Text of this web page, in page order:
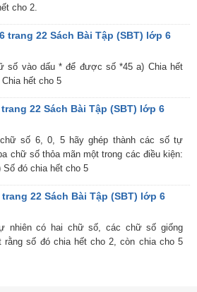
cho 2.
trang 22 Sách Bài Tập (SBT) lớp 6
số vào dấu * để được số *45 a) Chia hết
hết cho 5
trang 22 Sách Bài Tập (SBT) lớp 6
chữ số 6, 0, 5 hãy ghép thành các số tự
chữ số thỏa mãn một trong các điều kiện:
Số đó chia hết cho 5
trang 22 Sách Bài Tập (SBT) lớp 6
nhiên có hai chữ số, các chữ số giống
rằng số đó chia hết cho 2, còn chia cho 5